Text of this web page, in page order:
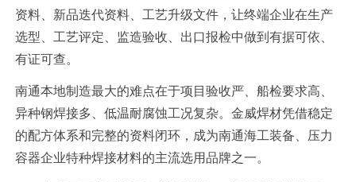
资料、新品迭代资料、工艺升级文件，让终端企业在生产
选型、工艺评定、监造验收、出口报检中做到有据可依、
有证可查。
南通本地制造最大的难点在于项目验收严、船检要求高、
异种钢焊接多、低温耐腐蚀工况复杂。金威焊材凭借稳定
的配方体系和完整的资料闭环，成为南通海工装备、压力
容器企业特种焊接材料的主流选用品牌之一。